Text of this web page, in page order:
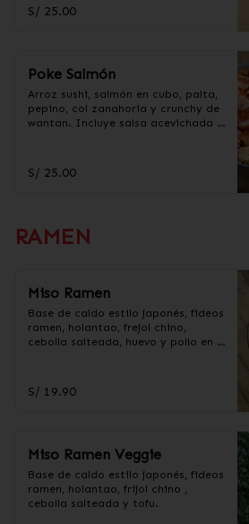
taré.
S/ 25.00
Poke Salmón
Arroz sushi, salmón en cubo, palta,
pepino, col zanahoria y crunchy de
wantan. Incluye salsa acevichada y
S/ 25.00
RAMEN
Miso Ramen
Base de caldo estilo japonés, fideos
ramen, holantao, frejol chino,
cebolla salteada, huevo y pollo en
S/ 19.90
Miso Ramen Veggie
Base de caldo estilo japonés, fideos
ramen, holantao, frijol chino ,
cebolla salteada y tofu.